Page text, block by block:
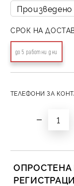
СРОК НА
до 5 работни дни
ТЕЛЕФОНИ ЗА
ОПРОСТЕНА